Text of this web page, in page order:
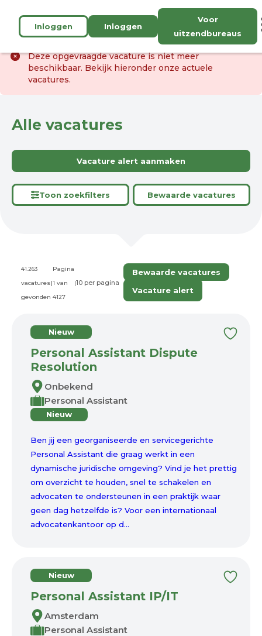
Inloggen Inloggen
Voor
uitzendbureaus
Deze opgevraagde vacature is niet meer
beschikbaar. Bekijk hieronder onze actuele
vacatures.
Alle vacatures
Vacature alert aanmaken
Toon zoekfilters Bewaarde vacatures
41.263
vacatures
gevonden
|
Pagina
1 van
4127
|
Bewaarde vacatures
Vacature alert
Nieuw
Personal Assistant Dispute
Resolution
Onbekend
Personal Assistant
Nieuw
Ben jij een georganiseerde en servicegerichte
Personal Assistant die graag werkt in een
dynamische juridische omgeving? Vind je het prettig
om overzicht te houden, snel te schakelen en
advocaten te ondersteunen in een praktijk waar
geen dag hetzelfde is? Voor een internationaal
advocatenkantoor op d...
Nieuw
Personal Assistant IP/IT
Amsterdam
Personal Assistant